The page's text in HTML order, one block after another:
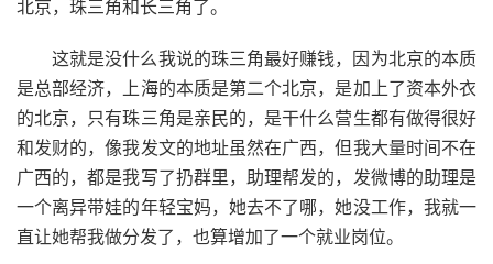
北京，珠三角和长三角了。
这就是没什么我说的珠三角最好赚钱，因为北京的本质
是总部经济，上海的本质是第二个北京，是加上了资本外衣
的北京，只有珠三角是亲民的，是干什么营生都有做得很好
和发财的，像我发文的地址虽然在广西，但我大量时间不在
广西的，都是我写了扔群里，助理帮发的，发微博的助理是
一个离异带娃的年轻宝妈，她去不了哪，她没工作，我就一
直让她帮我做分发了，也算增加了一个就业岗位。